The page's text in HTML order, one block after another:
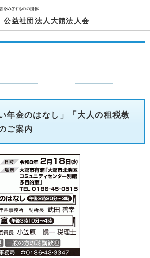
公益社団法人大館法人会
年金のはなし」「大人の租税教
ご案内